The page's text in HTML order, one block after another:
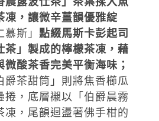
凍，讓微辛薑韻優雅綻
慕斯」 點綴馬斯卡彭起司
茶」製成的檸檬茶凍，藉
微酸茶香完美平衡海味；
爵茶甜筒」則將焦香櫛瓜
捲，底層襯以「伯爵晨霧
凍，尾韻迴盪著佛手柑的